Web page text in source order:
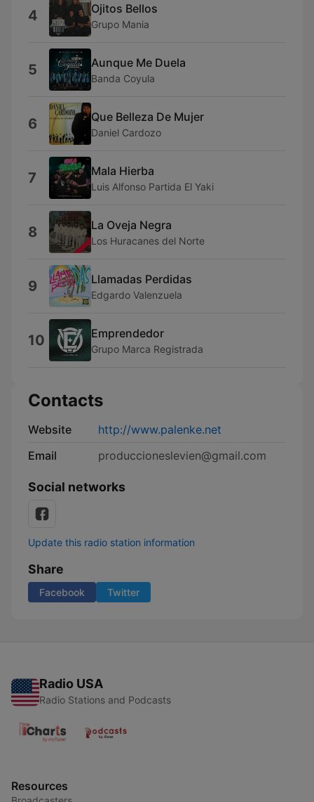
4 Ojitos Bellos
Grupo Mania
5 Aunque Me Duela
Banda Coyula
6 Que Belleza De Mujer
Daniel Cardozo
7 Mala Hierba
Luis Alfonso Partida El Yaki
8 La Oveja Negra
Los Huracanes del Norte
9 Llamadas Perdidas
Edgardo Valenzuela
10 Emprendedor
Grupo Marca Registrada
Contacts
Website
http://www.palenke.net
Email
produccioneslevien@gmail.com
Social networks
Update this radio station information
Share
Facebook Twitter
Radio USA
Radio Stations and Podcasts
Resources